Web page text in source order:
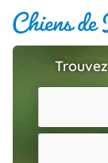
Chiots
Éleveurs